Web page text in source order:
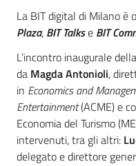
La BIT digital di Milano è
Plaza, BIT Talkse BIT
L’incontro inaugurale
da Magda Antonioli,
in Economics and
Entertainment(ACME) e
Economia del Turismo
intervenuti, tra gli altri:
delegato e direttore